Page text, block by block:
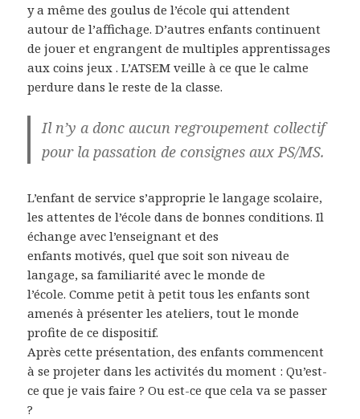
y a même des goulus de l’école qui attendent
autour de l’affichage. D’autres enfants continuent
de jouer et engrangent de multiples apprentissages
aux coins jeux . L’ATSEM veille à ce que le calme
perdure dans le reste de la classe.
Il n’y a donc aucun regroupement collectif
pour la passation de consignes aux PS/MS.
L’enfant de service s’approprie le langage scolaire,
les attentes de l’école dans de bonnes conditions. Il
échange avec l’enseignant et des
enfants motivés, quel que soit son niveau de
langage, sa familiarité avec le monde de
l’école. Comme petit à petit tous les enfants sont
amenés à présenter les ateliers, tout le monde
profite de ce dispositif.
Après cette présentation, des enfants commencent
à se projeter dans les activités du moment : Qu’est-
ce que je vais faire ? Ou est-ce que cela va se passer
?